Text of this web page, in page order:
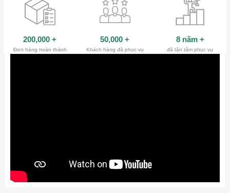
200,000 +
Đơn hàng hoàn thành
50,000 +
Khách hàng đã phục vụ
8 năm +
đã tận tâm phục vụ